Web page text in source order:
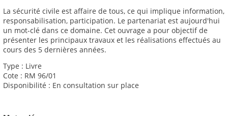
La sécurité civile est affaire de tous, ce qui implique information,
responsabilisation, participation. Le partenariat est aujourd'hui
un mot-clé dans ce domaine. Cet ouvrage a pour objectif de
présenter les principaux travaux et les réalisations effectués au
cours des 5 dernières années.
Type : Livre
Cote : RM 96/01
Disponibilité : En consultation sur place